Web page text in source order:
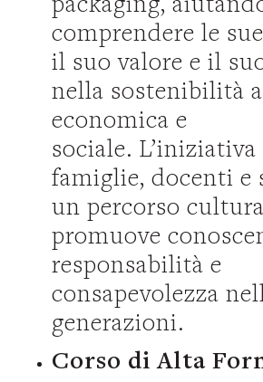
comprendere le
il suo valore e il
nella sostenibilità
economica e
sociale.
famiglie, docenti
un percorso
promuove
responsabilità e
consapevolezza
generazioni.
Corso di Alta